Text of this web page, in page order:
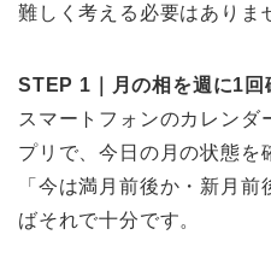
難しく考える必要はありま
STEP 1｜月の相を週に1回
スマートフォンのカレンダ
プリで、今日の月の状態を
「今は満月前後か・新月
ばそれで十分です。